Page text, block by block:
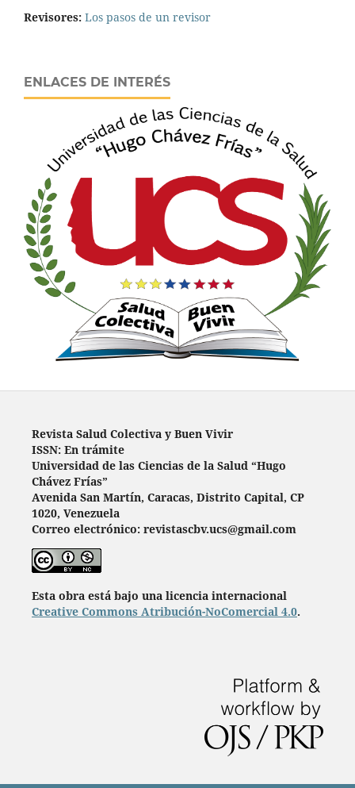
Revisores: Los pasos de un revisor
ENLACES DE INTERÉS
Revista Salud Colectiva y Buen Vivir
ISSN: En trámite
Universidad de las Ciencias de la Salud “Hugo
Chávez Frías”
Avenida San Martín, Caracas, Distrito Capital, CP
1020, Venezuela
Correo electrónico: revistascbv.ucs@gmail.com
Esta obra está bajo una licencia internacional
Creative Commons Atribución-NoComercial 4.0.